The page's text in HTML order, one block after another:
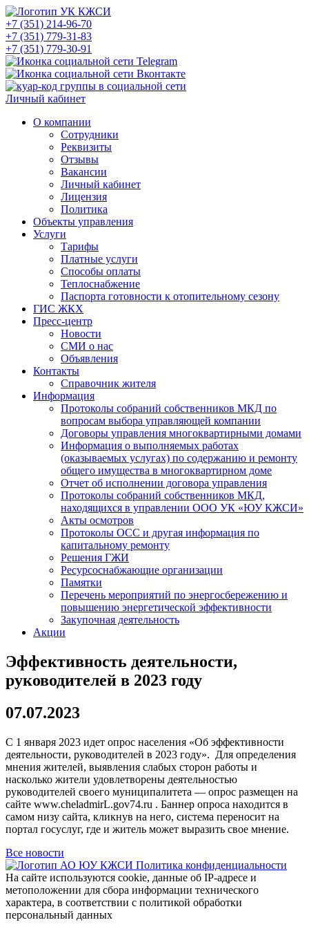
+7 (351) 214-96-70
+7 (351) 779-31-83
+7 (351) 779-30-91
Личный кабинет
О компании
Сотрудники
Реквизиты
Отзывы
Вакансии
Личный кабинет
Лицензия
Политика
Объекты управления
Услуги
Тарифы
Платные услуги
Способы оплаты
Теплоснабжение
Паспорта готовности к отопительному сезону
ГИС ЖКХ
Пресс-центр
Новости
СМИ о нас
Объявления
Контакты
Справочник жителя
Информация
Протоколы собраний собственников МКД по
вопросам выбора управляющей компании
Договоры управления многоквартирными домами
Информация о выполняемых работах
(оказываемых услугах) по содержанию и ремонту
общего имущества в многоквартирном доме
Отчет об исполнении договора управления
Протоколы собраний собственников МКД,
находящихся в управлении ООО УК «ЮУ КЖСИ»
Акты осмотров
Протоколы ОСС и другая информация по
капитальному ремонту
Решения ГЖИ
Ресурсоснабжающие организации
Памятки
Перечень мероприятий по энергосбережению и
повышению энергетической эффективности
Закупочная деятельность
Акции
Эффективность деятельности,
руководителей в 2023 году
07.07.2023
С 1 января 2023 идет опрос населения «Об эффективности
деятельности, руководителей в 2023 году». Для определения
мнения жителей, выявления слабых сторон работы и
насколько жители удовлетворены деятельностью
руководителей своего муниципалитета — опрос размещен на
сайте www.cheladmirL.gov74.ru . Баннер опроса находится в
самом низу сайта, кликнув на него, система переносит на
портал госуслуг, где и житель может выразить свое мнение.
Все новости
Политика конфиденциальности
На сайте используются cookie, данные об IP-адресе и
метоположении для сбора информации технического
характера, в соответствии с политикой обработки
персональный данных